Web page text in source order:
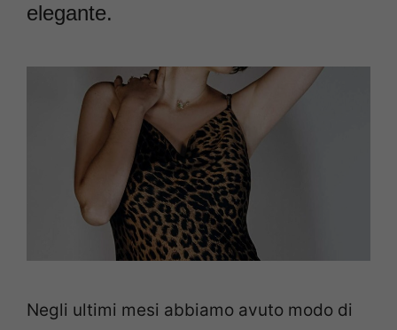
elegante.
Negli ultimi mesi abbiamo avuto modo di